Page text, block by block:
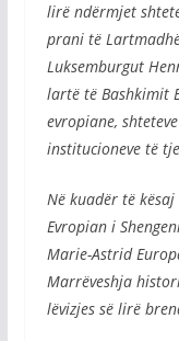
lirë ndërmjet
prani të
Luksemburgut
lartë të Bashkimit
evropiane,
institucioneve të
Në kuadër të
Evropian i
Marie-Astrid
Marrëveshja
lëvizjes së lirë